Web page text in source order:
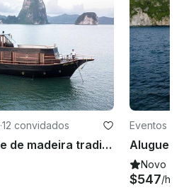
·12 convidados
Maha Bhetra - Iate de madeira tradicional de 90 pés em Phuket
Eventos
Novo
$547/